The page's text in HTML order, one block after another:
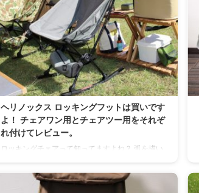
ました！！！ アドバンスド タクティカルチェアス
キン 公式にはタクティカルチェア用と書いてます
が、 この投稿をInstagramで見る STANDARD
point(@standard_poi ...
ヘリノックス ロッキングフットは買いです
よ！ チェアワン用とチェアツー用をそれぞ
れ付けてレビュー。
ロッキングチェアって知ってますよね？ 弧を描い
スです。 なんとヘリノックスのチェアがロッキン
グチェアにできる 専用アクセサリーがあるんです